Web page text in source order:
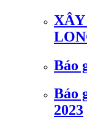
Báo
Báo
2023